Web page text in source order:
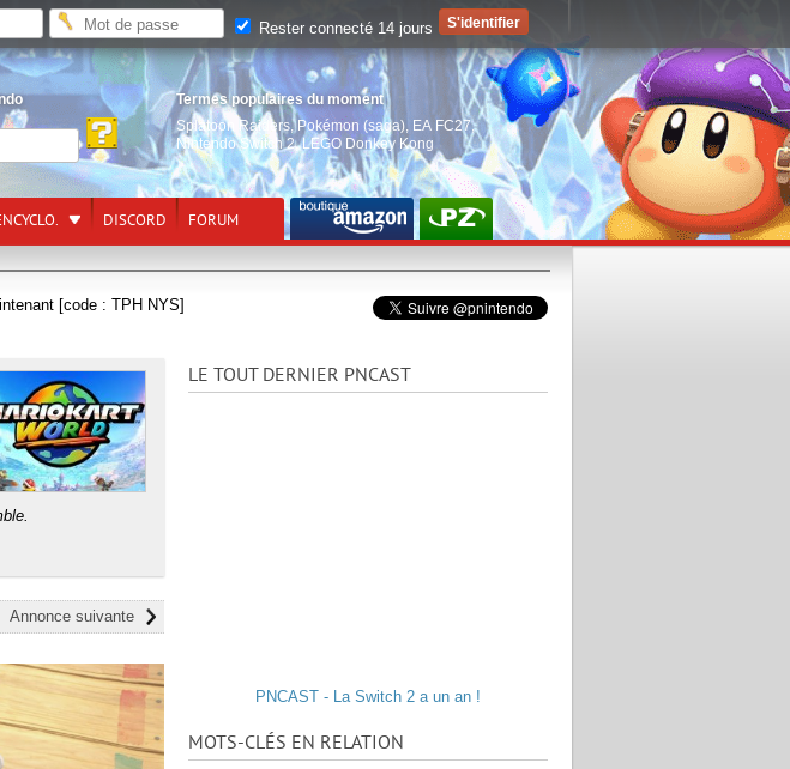
Termes populaires du moment
Splatoon Raiders, Pokémon (saga) EA FC27,
Nintendo Switch 2,LEGO Donkey Kong
DISCORD FORUM
[code : TPH NYS]
Annonce suivante
LE TOUT DERNIER PNCAST
PNCAST - La Switch 2 a un an !
MOTS-CLÉS EN RELATION
Rester connecté 14 jours